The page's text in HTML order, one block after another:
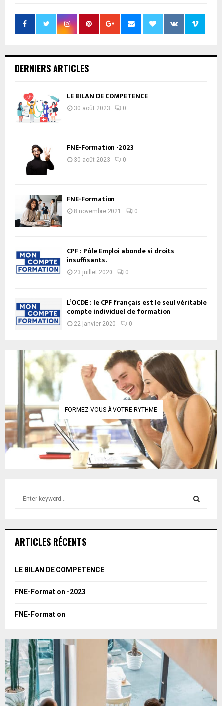
DERNIERS ARTICLES
LE BILAN DE COMPETENCE
30 août 2023 0
FNE-Formation -2023
30 août 2023 0
FNE-Formation
8 novembre 2021 0
CPF : Pôle Emploi abonde si droits
insuffisants.
23 juillet 2020 0
L’OCDE : le CPF français est le seul véritable
compte individuel de formation
22 janvier 2020 0
FORMEZ-VOUS À VOTRE RYTHME
h
o
:
ARTICLES RÉCENTS
LE BILAN DE COMPETENCE
FNE-Formation -2023
FNE-Formation